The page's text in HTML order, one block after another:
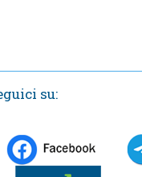
su: